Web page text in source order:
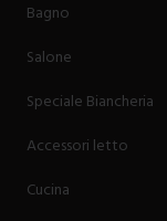
Bagno
Salone
Speciale Biancheria
Accessori letto
Cucina